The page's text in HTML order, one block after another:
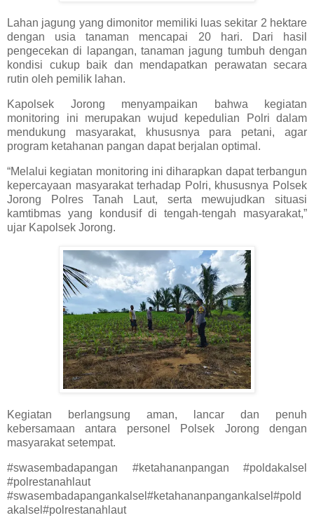
Lahan jagung yang dimonitor memiliki luas sekitar 2 hektare
dengan usia tanaman mencapai 20 hari. Dari hasil
pengecekan di lapangan, tanaman jagung tumbuh dengan
kondisi cukup baik dan mendapatkan perawatan secara
rutin oleh pemilik lahan.
Kapolsek Jorong menyampaikan bahwa kegiatan
monitoring ini merupakan wujud kepedulian Polri dalam
mendukung masyarakat, khususnya para petani, agar
program ketahanan pangan dapat berjalan optimal.
“Melalui kegiatan monitoring ini diharapkan dapat terbangun
kepercayaan masyarakat terhadap Polri, khususnya Polsek
Jorong Polres Tanah Laut, serta mewujudkan situasi
kamtibmas yang kondusif di tengah-tengah masyarakat,”
ujar Kapolsek Jorong.
Kegiatan berlangsung aman, lancar dan penuh
kebersamaan antara personel Polsek Jorong dengan
masyarakat setempat.
#swasembadapangan #ketahananpangan #poldakalsel
#polrestanahlaut
#swasembadapangankalsel#ketahananpangankalsel#pold
akalsel#polrestanahlaut